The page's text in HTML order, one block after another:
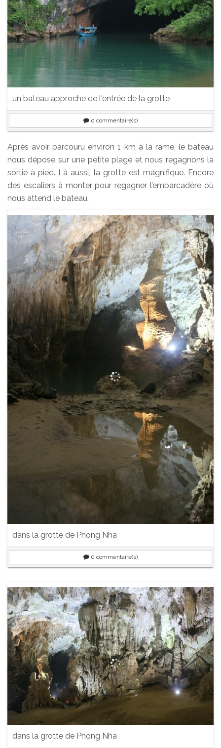
un bateau approche de l'entrée de la grotte
0 commentaire(s)
Après avoir parcouru environ 1 km à la rame, le bateau
nous dépose sur une petite plage et nous regagnons la
sortie à pied. Là aussi, la grotte est magnifique. Encore
des escaliers à monter pour regagner l’embarcadère où
nous attend le bateau.
dans la grotte de Phong Nha
0 commentaire(s)
dans la grotte de Phong Nha